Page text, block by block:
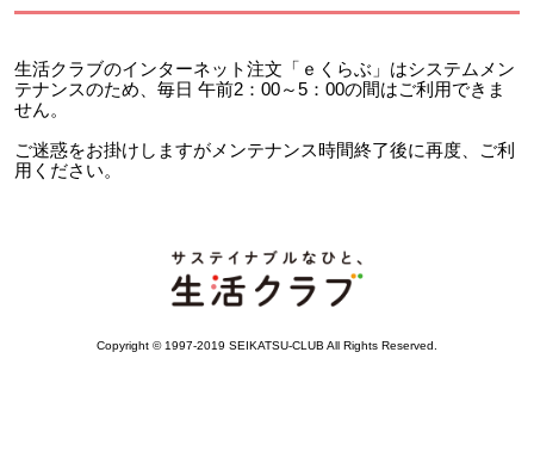
生活クラブのインターネット注文「ｅくらぶ」はシステムメン
テナンスのため、毎日 午前2：00～5：00の間はご利用できま
せん。
ご迷惑をお掛けしますがメンテナンス時間終了後に再度、ご利
用ください。
Copyright © 1997-2019 SEIKATSU-CLUB All Rights Reserved.